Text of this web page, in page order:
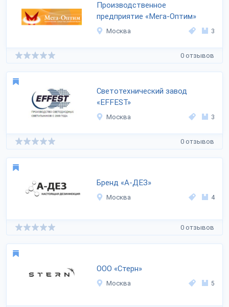
Производственное
предприятие «Мега-Оптим»
Москва 3
0 отзывов
Светотехнический завод
«EFFEST»
Москва 3
0 отзывов
Бренд «А-ДЕЗ»
Москва 4
0 отзывов
ООО «Стерн»
Москва 5